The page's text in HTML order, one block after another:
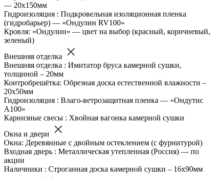
— 20х150мм
Гидроизоляция : Подкровельная изоляционная пленка
(гидробарьер) — «Ондулин RV100»
Кровля: «Ондулин» — цвет на выбор (красный, коричневый,
зеленый)
Внешняя отделка
Внешняя отделка : Имитатор бруса камерной сушки,
толщиной – 20мм
Контробрешётка: Обрезная доска естественной влажности –
20х50мм
Гидроизоляция : Влаго-ветрозащитная пленка — «Ондутис
А100»
Карнизные свесы : Хвойная вагонка камерной сушки
Окна и двери
Окна: Деревянные с двойным остеклением (с фурнитурой)
Входная дверь : Металлическая утепленная (Россия) — по
акции
Наличники : Строганная доска камерной сушки – 16х90мм